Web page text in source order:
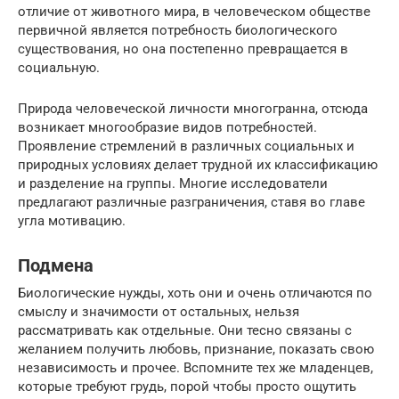
отличие от животного мира, в человеческом обществе
первичной является потребность биологического
существования, но она постепенно превращается в
социальную.
Природа человеческой личности многогранна, отсюда
возникает многообразие видов потребностей.
Проявление стремлений в различных социальных и
природных условиях делает трудной их классификацию
и разделение на группы. Многие исследователи
предлагают различные разграничения, ставя во главе
угла мотивацию.
Подмена
Биологические нужды, хоть они и очень отличаются по
смыслу и значимости от остальных, нельзя
рассматривать как отдельные. Они тесно связаны с
желанием получить любовь, признание, показать свою
независимость и прочее. Вспомните тех же младенцев,
которые требуют грудь, порой чтобы просто ощутить